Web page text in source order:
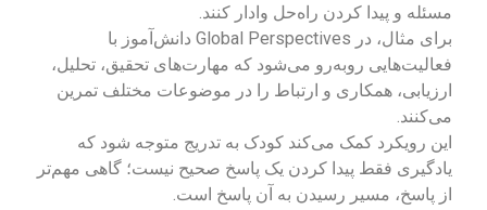
مسئله و پیدا کردن راه‌حل وادار کنند.
برای مثال، در Global Perspectives دانش‌آموز با
فعالیت‌هایی روبه‌رو می‌شود که مهارت‌های تحقیق، تحلیل،
ارزیابی، همکاری و ارتباط را در موضوعات مختلف تمرین
می‌کنند.
این رویکرد کمک می‌کند کودک به تدریج متوجه شود که
یادگیری فقط پیدا کردن یک پاسخ صحیح نیست؛ گاهی مهم‌تر
از پاسخ، مسیر رسیدن به آن پاسخ است.